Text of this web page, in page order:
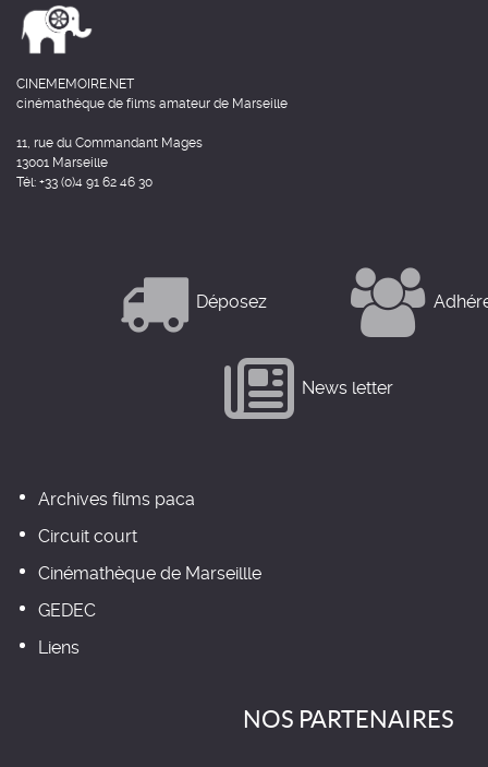
CINEMEMOIRE.NET
cinémathèque de films amateur de Marseille
11, rue du Commandant Mages
13001 Marseille
Tél: +33 (0)4 91 62 46 30
Déposez
News letter
Archives films paca
Circuit court
Cinémathèque de Marseillle
GEDEC
Liens
NOS PARTENAIRES